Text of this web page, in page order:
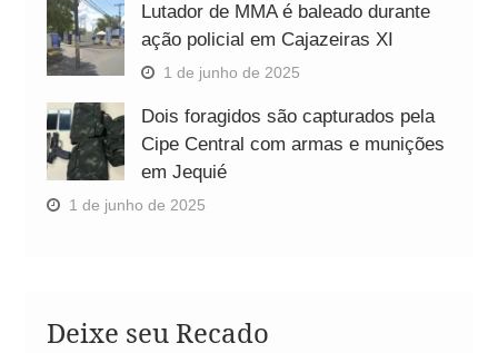
Lutador de MMA é baleado durante
ação policial em Cajazeiras XI
1 de junho de 2025
Dois foragidos são capturados pela
Cipe Central com armas e munições
em Jequié
1 de junho de 2025
Deixe seu Recado